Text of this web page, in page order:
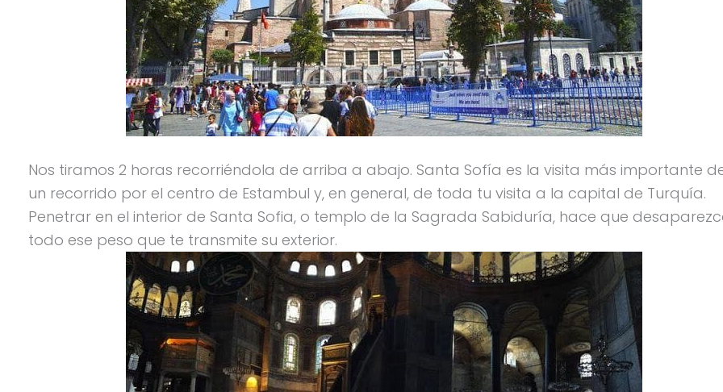
Nos tiramos 2 horas recorriéndola de arriba a abajo. Santa Sofía es la visita más importante
un recorrido por el centro de Estambul y, en general, de toda tu visita a la capital de Turquía.
Penetrar en el interior de Santa Sofia, o templo de la Sagrada Sabiduría, hace que
todo ese peso que te transmite su exterior.